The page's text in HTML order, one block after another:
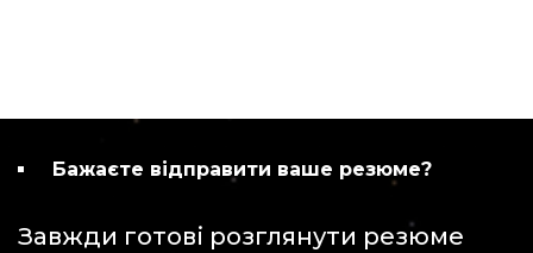
Бажаєте відправити ваше резюме?
Завжди готові розглянути резюме